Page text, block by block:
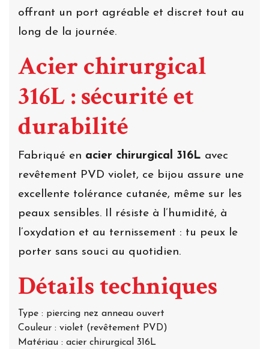
offrant un port agréable et discret tout au
long de la journée.
Acier chirurgical
316L : sécurité et
durabilité
Fabriqué en acier chirurgical 316L avec
revêtement PVD violet, ce bijou assure une
excellente tolérance cutanée, même sur les
peaux sensibles. Il résiste à l’humidité, à
l’oxydation et au ternissement : tu peux le
porter sans souci au quotidien.
Détails techniques
Type : piercing nez anneau ouvert
Couleur : violet (revêtement PVD)
Matériau : acier chirurgical 316L